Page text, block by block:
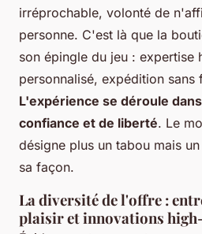
irréprochable, volonté de
personne. C'est là que la
son épingle du jeu : expertise
personnalisé, expédition sans
L'expérience se déroule
confiance et de liberté. Le
désigne plus un tabou mais
sa façon.
La diversité de l'offre :
plaisir et innovations